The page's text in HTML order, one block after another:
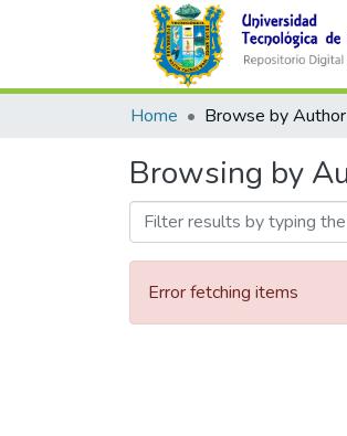
Home Browse by Author
Browsing by
Error fetching items